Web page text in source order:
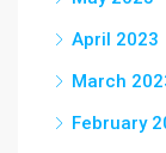
April 2023
March
February